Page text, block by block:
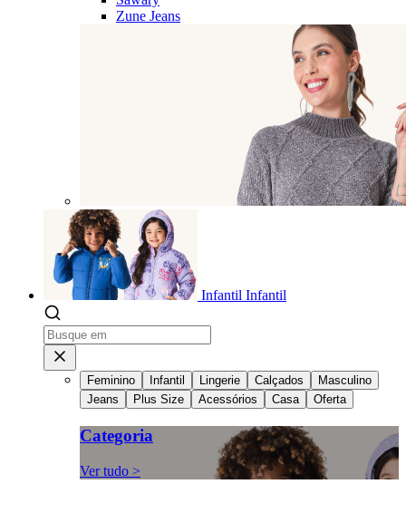
Zune Jeans
Infantil Infantil
Feminino Infantil Lingerie Calçados
Masculino
Jeans
Plus Size Acessórios Casa Oferta
Categoria
Ver tudo >